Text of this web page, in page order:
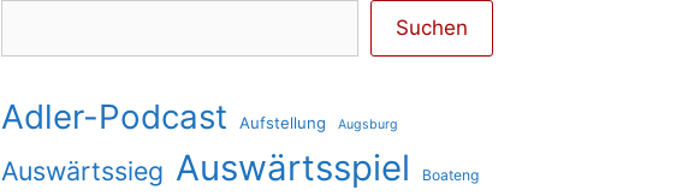
Suchen
Adler-Podcast Aufstellung Augsburg
Auswärtssieg Auswärtsspiel
Boateng